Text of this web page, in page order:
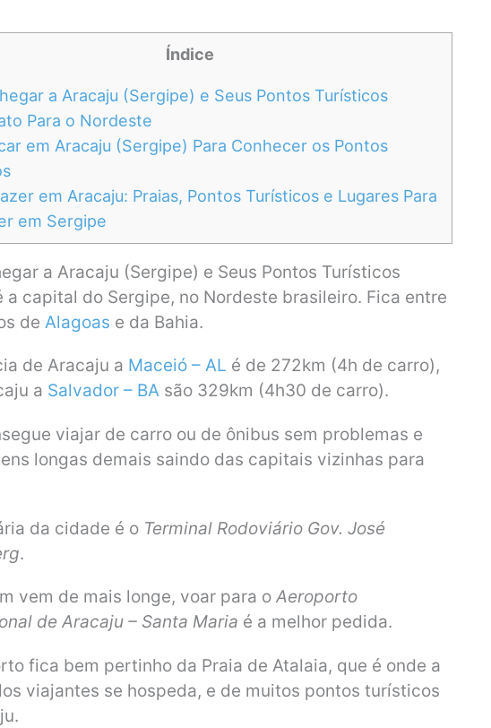
Índice
a Aracaju (Sergipe) e Seus Pontos Turísticos
Para o Nordeste
em Aracaju (Sergipe) Para Conhecer os Pontos
em Aracaju: Praias, Pontos Turísticos e Lugares Para
em Sergipe
a Aracaju (Sergipe) e Seus Pontos Turísticos
a capital do Sergipe, no Nordeste brasileiro. Fica entre
de Alagoas e da Bahia.
de Aracaju a Maceió – AL é de 272km (4h de carro),
a Salvador – BAsão 329km (4h30 de carro).
viajar de carro ou de ônibus sem problemas e
longas demais saindo das capitais vizinhas para
da cidade é o Terminal Rodoviário Gov. José
.
vem de mais longe, voar para o Aeroporto
de Aracaju – Santa Maria é a melhor pedida.
fica bem pertinho da Praia de Atalaia, que é onde a
viajantes se hospeda, e de muitos pontos turísticos